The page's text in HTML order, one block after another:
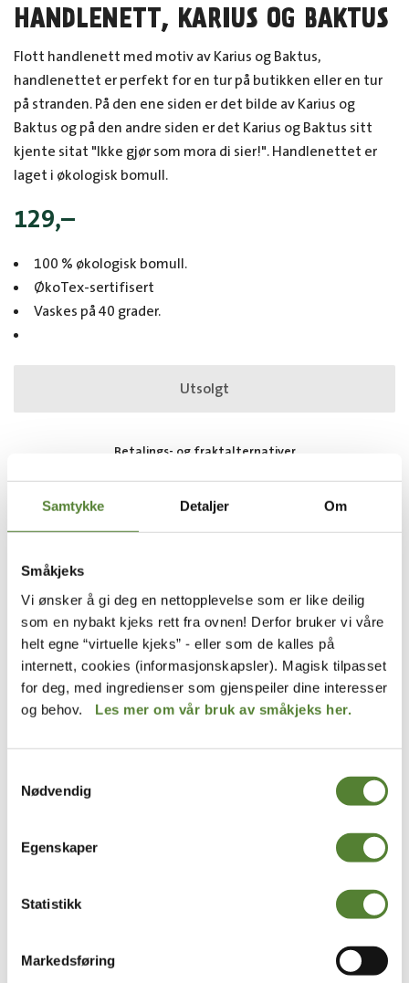
Samtykke Detaljer Om
Småkjeks
Vi ønsker å gi deg en nettopplevelse som er like deilig
som en nybakt kjeks rett fra ovnen! Derfor bruker vi våre
helt egne “virtuelle kjeks” - eller som de kalles på
internett, cookies (informasjonskapsler). Magisk tilpasset
for deg, med ingredienser som gjenspeiler dine interesser
og behov. Les mer om vår bruk av småkjeks her.
Nødvendig
Egenskaper
Statistikk
Markedsføring
HANDLENETT, KARIUS OG BAKTUS
Flott handlenett med motiv av Karius og Baktus,
handlenettet er perfekt for en tur på butikken eller en tur
på stranden. På den ene siden er det bilde av Karius og
Baktus og på den andre siden er det Karius og Baktus sitt
kjente sitat "Ikke gjør som mora di sier!". Handlenettet er
laget i økologisk bomull.
129,–
100 % økologisk bomull.
ØkoTex-sertifisert
Vaskes på 40 grader.
Utsolgt
Betalings- og fraktalternativer
KARDEMOMME BY PLAKAT
KARDEMOMME BY MED